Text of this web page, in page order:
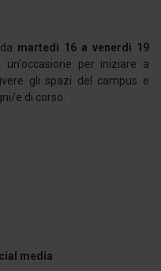
martedì 16 a venerdì 19
un'occasione per iniziare a
gli spazi del campus e
e di corso.
media